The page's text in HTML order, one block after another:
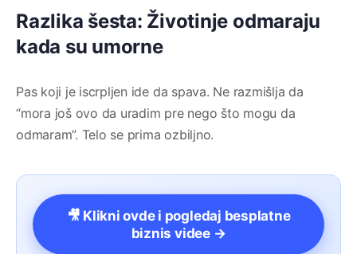
Razlika šesta: Životinje odmaraju
kada su umorne
Pas koji je iscrpljen ide da spava. Ne razmišlja da
“mora još ovo da uradim pre nego što mogu da
odmaram”. Telo se prima ozbiljno.
🎥 Klikni ovde i pogledaj besplatne
biznis videe →